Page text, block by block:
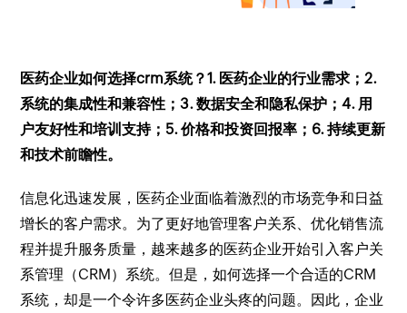
医药企业如何选择crm系统？1. 医药企业的行业需求；2.
系统的集成性和兼容性；3. 数据安全和隐私保护；4. 用
户友好性和培训支持；5. 价格和投资回报率；6. 持续更新
和技术前瞻性。
信息化迅速发展，医药企业面临着激烈的市场竞争和日益
增长的客户需求。为了更好地管理客户关系、优化销售流
程并提升服务质量，越来越多的医药企业开始引入客户关
系管理（CRM）系统。但是，如何选择一个合适的CRM
系统，却是一个令许多医药企业头疼的问题。因此，企业